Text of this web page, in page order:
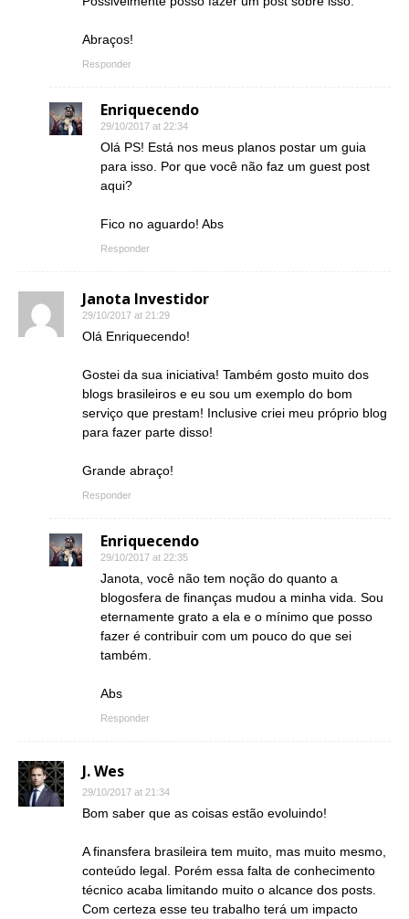
Abraços!
Responder
Enriquecendo
29/10/2017 at 22:34
Olá PS! Está nos meus planos postar um guia
para isso. Por que você não faz um guest post
aqui?
Fico no aguardo! Abs
Responder
Janota Investidor
29/10/2017 at 21:29
Olá Enriquecendo!
Gostei da sua iniciativa! Também gosto muito dos
blogs brasileiros e eu sou um exemplo do bom
serviço que prestam! Inclusive criei meu próprio blog
para fazer parte disso!
Grande abraço!
Responder
Enriquecendo
29/10/2017 at 22:35
Janota, você não tem noção do quanto a
blogosfera de finanças mudou a minha vida. Sou
eternamente grato a ela e o mínimo que posso
fazer é contribuir com um pouco do que sei
também.
Abs
Responder
J. Wes
29/10/2017 at 21:34
Bom saber que as coisas estão evoluindo!
A finansfera brasileira tem muito, mas muito mesmo,
conteúdo legal. Porém essa falta de conhecimento
técnico acaba limitando muito o alcance dos posts.
Com certeza esse teu trabalho terá um impacto